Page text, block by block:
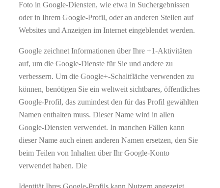
Foto in Google-Diensten, wie etwa in Suchergebnissen
oder in Ihrem Google-Profil, oder an anderen Stellen auf
Websites und Anzeigen im Internet eingeblendet werden.
Google zeichnet Informationen über Ihre +1-Aktivitäten
auf, um die Google-Dienste für Sie und andere zu
verbessern. Um die Google+-Schaltfläche verwenden zu
können, benötigen Sie ein weltweit sichtbares, öffentliches
Google-Profil, das zumindest den für das Profil gewählten
Namen enthalten muss. Dieser Name wird in allen
Google-Diensten verwendet. In manchen Fällen kann
dieser Name auch einen anderen Namen ersetzen, den Sie
beim Teilen von Inhalten über Ihr Google-Konto
verwendet haben. Die
Identität Ihres Google-Profils kann Nutzern angezeigt